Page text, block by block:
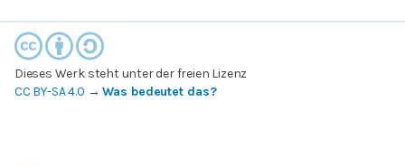
Dieses Werk steht unter der freien Lizenz
CC BY-SA 4.0 →Was bedeutet das?